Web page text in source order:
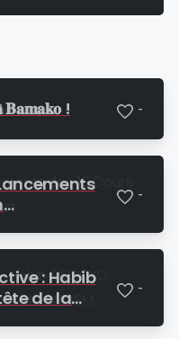
𝐁𝐚𝐦𝐚𝐤𝐨 ! -
-
: Habib
de la
-